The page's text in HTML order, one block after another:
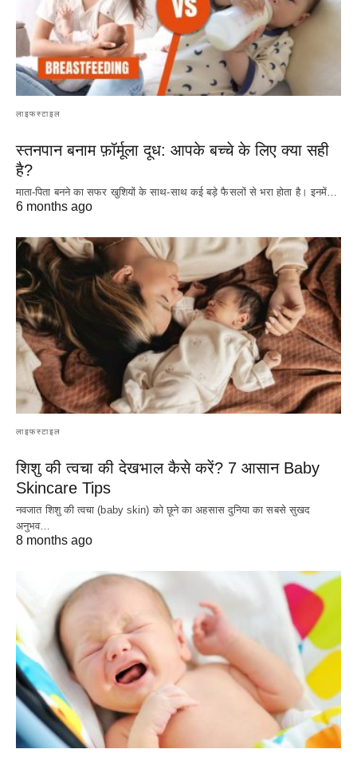
लाइफस्टाइल
स्तनपान बनाम फ़ॉर्मूला दूध: आपके बच्चे के लिए क्या सही
है?
माता-पिता बनने का सफर खुशियों के साथ-साथ कई बड़े फैसलों से भरा होता है। इनमें…
6 months ago
लाइफस्टाइल
शिशु की त्वचा की देखभाल कैसे करें? 7 आसान Baby
Skincare Tips
नवजात शिशु की त्वचा (baby skin) को छूने का अहसास दुनिया का सबसे सुखद
अनुभव…
8 months ago